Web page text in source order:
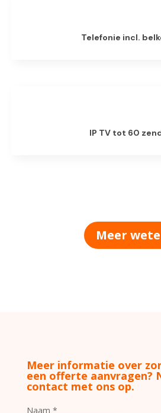
Telefonie incl.
IP TV tot 60
Meer
Meer informatie over
een offerte aanvragen?
contact met ons op.
Naam *